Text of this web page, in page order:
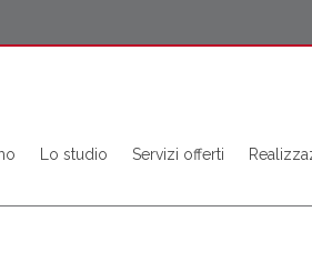
Lo studio Servizi offerti